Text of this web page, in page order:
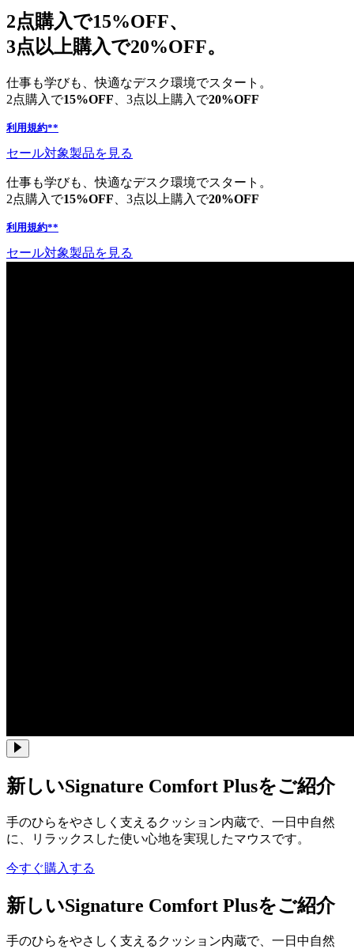
2点購入で15%OFF、
3点以上購入で20%OFF。
仕事も学びも、快適なデスク環境でスタート。
2点購入で15%OFF 、3点以上購入で20%OFF
利用規約**
セール対象製品を見る
仕事も学びも、快適なデスク環境でスタート。
2点購入で15%OFF 、3点以上購入で20%OFF
利用規約**
セール対象製品を見る
新しいSignature Comfort Plusをご紹介
手のひらをやさしく支えるクッション内蔵で、一日中自然
に、リラックスした使い心地を実現したマウスです。
今すぐ購入する
新しいSignature Comfort Plusをご紹介
手のひらをやさしく支えるクッション内蔵で、一日中自然